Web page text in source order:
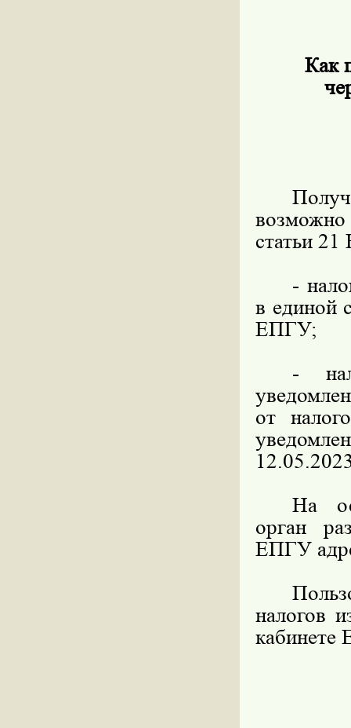
Как
статьи
-
в единой
ЕПГУ;
-
от
На
орган
ЕПГУ
налогов
кабинете